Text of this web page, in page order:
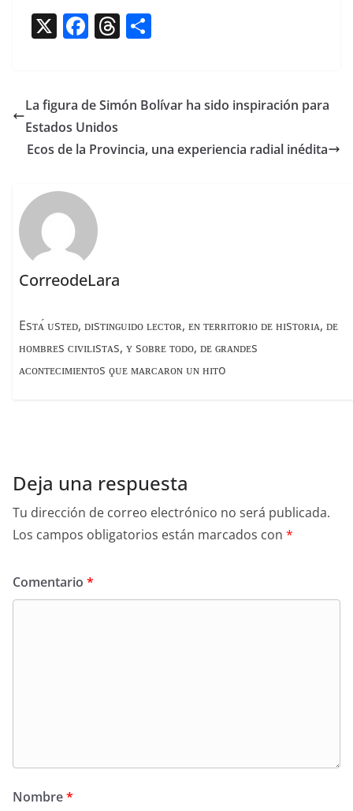
X F
e
b
o
k
T
a
s
p
tir
La figura de Simón Bolívar ha sido inspiración para
Estados Unidos
Ecos de la Provincia, una experiencia radial inédita
CorreodeLara
Esᴛᴀ́ ᴜsᴛᴇᴅ, ᴅɪsᴛɪɴɢᴜɪᴅᴏ ʟᴇᴄᴛᴏʀ, ᴇɴ ᴛᴇʀʀɪᴛᴏʀɪᴏ ᴅᴇ ʜɪsᴛᴏʀɪᴀ, ᴅᴇ
ʜᴏᴍʙʀᴇs ᴄɪᴠɪʟɪsᴛᴀs, ʏ sᴏʙʀᴇ ᴛᴏᴅᴏ, ᴅᴇ ɢʀᴀɴᴅᴇs
ᴀᴄᴏɴᴛᴇᴄɪᴍɪᴇɴᴛᴏs ϙᴜᴇ ᴍᴀʀᴄᴀʀᴏɴ ᴜɴ ʜɪᴛo
Deja una respuesta
Tu dirección de correo electrónico no será publicada.
Los campos obligatorios están marcados con *
Comentario *
Nombre*